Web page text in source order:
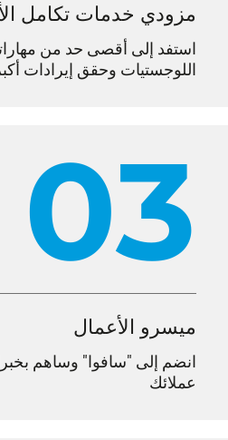
مزودي خدمات تكامل
استفد إلى أقصى حد من
اللوجستيات وحقق إيرادات أكبر
03
ميسرو الأعمال
انضم إلى "سافوا" وساهم
عملائك